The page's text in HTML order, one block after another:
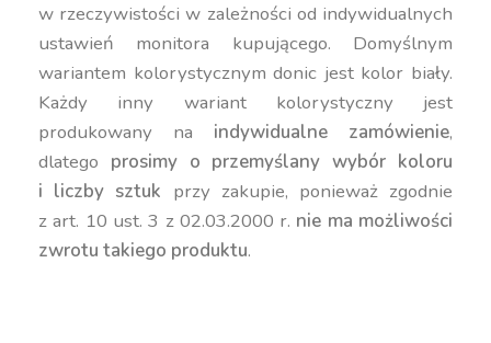
w rzeczywistości w zależności od indywidualnych
ustawień monitora kupującego. Domyślnym
wariantem kolorystycznym donic jest kolor biały.
Każdy inny wariant kolorystyczny jest
produkowany na indywidualne zamówienie,
dlatego prosimy o przemyślany wybór koloru
i liczby sztuk przy zakupie, ponieważ zgodnie
z art. 10 ust. 3 z 02.03.2000 r. nie ma możliwości
zwrotu takiego produktu.